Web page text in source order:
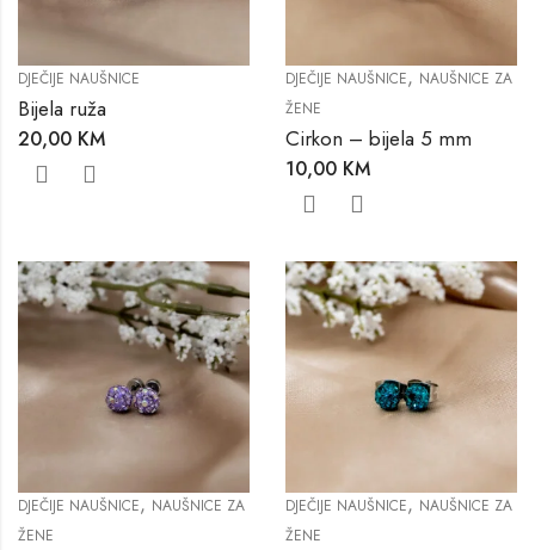
DJEČIJE NAUŠNICE
Bijela ruža
20,00 KM
DJEČIJE NAUŠNICE, NAUŠNICE ZA
ŽENE
Cirkon – bijela 5 mm
10,00 KM
DJEČIJE NAUŠNICE, NAUŠNICE ZA
ŽENE
DJEČIJE NAUŠNICE, NAUŠNICE ZA
ŽENE